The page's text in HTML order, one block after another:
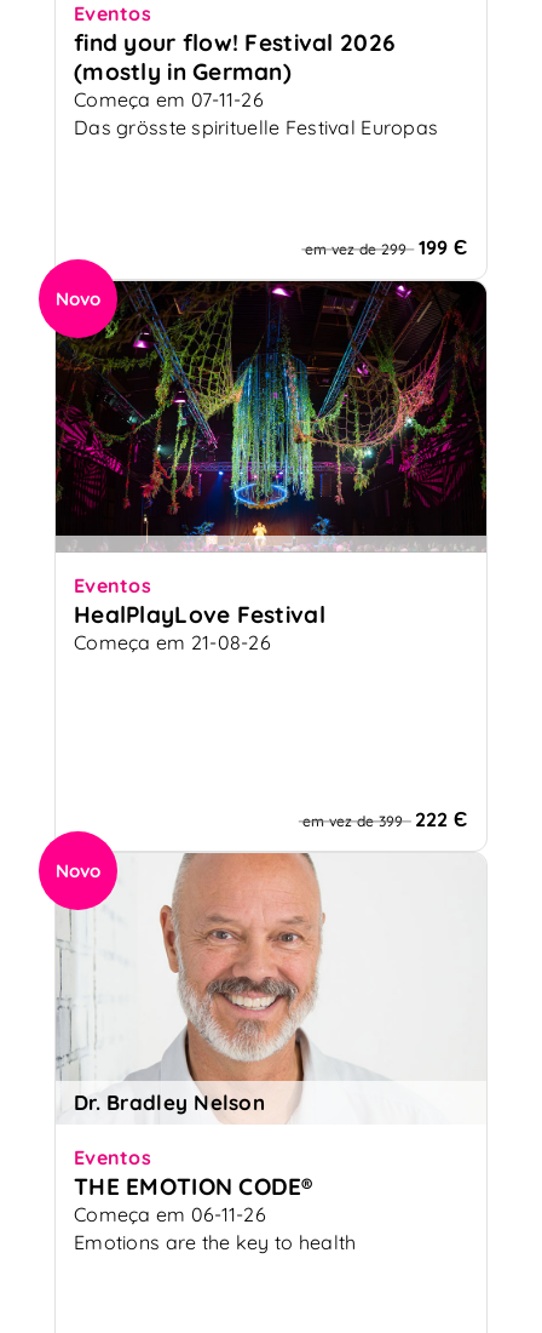
Eventos
find your flow! Festival 2026
(mostly in German)
Começa em 07-11-26
Das grösste spirituelle Festival Europas
em vez de 299 199 Є
Novo
Eventos
HealPlayLove Festival
Começa em 21-08-26
em vez de 399 222 Є
Novo
Dr. Bradley Nelson
Eventos
THE EMOTION CODE®
Começa em 06-11-26
Emotions are the key to health